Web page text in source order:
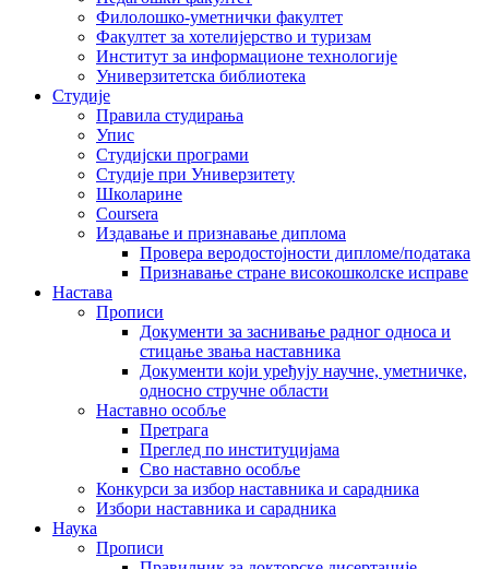
Филолошко-уметнички факултет
Факултет за хотелијерство и туризам
Институт за информационе технологије
Универзитетска библиотека
Студије
Правила студирања
Упис
Студијски програми
Студије при Универзитету
Школарине
Coursera
Издавање и признавање диплома
Провера веродостојности дипломе/података
Признавање стране високошколске исправе
Настава
Прописи
Документи за заснивање радног односа и
стицање звања наставника
Документи који уређују научне, уметничке,
односно стручне области
Наставно особље
Претрага
Преглед по институцијама
Сво наставно особље
Конкурси за избор наставника и сарадника
Избори наставника и сарадника
Наука
Прописи